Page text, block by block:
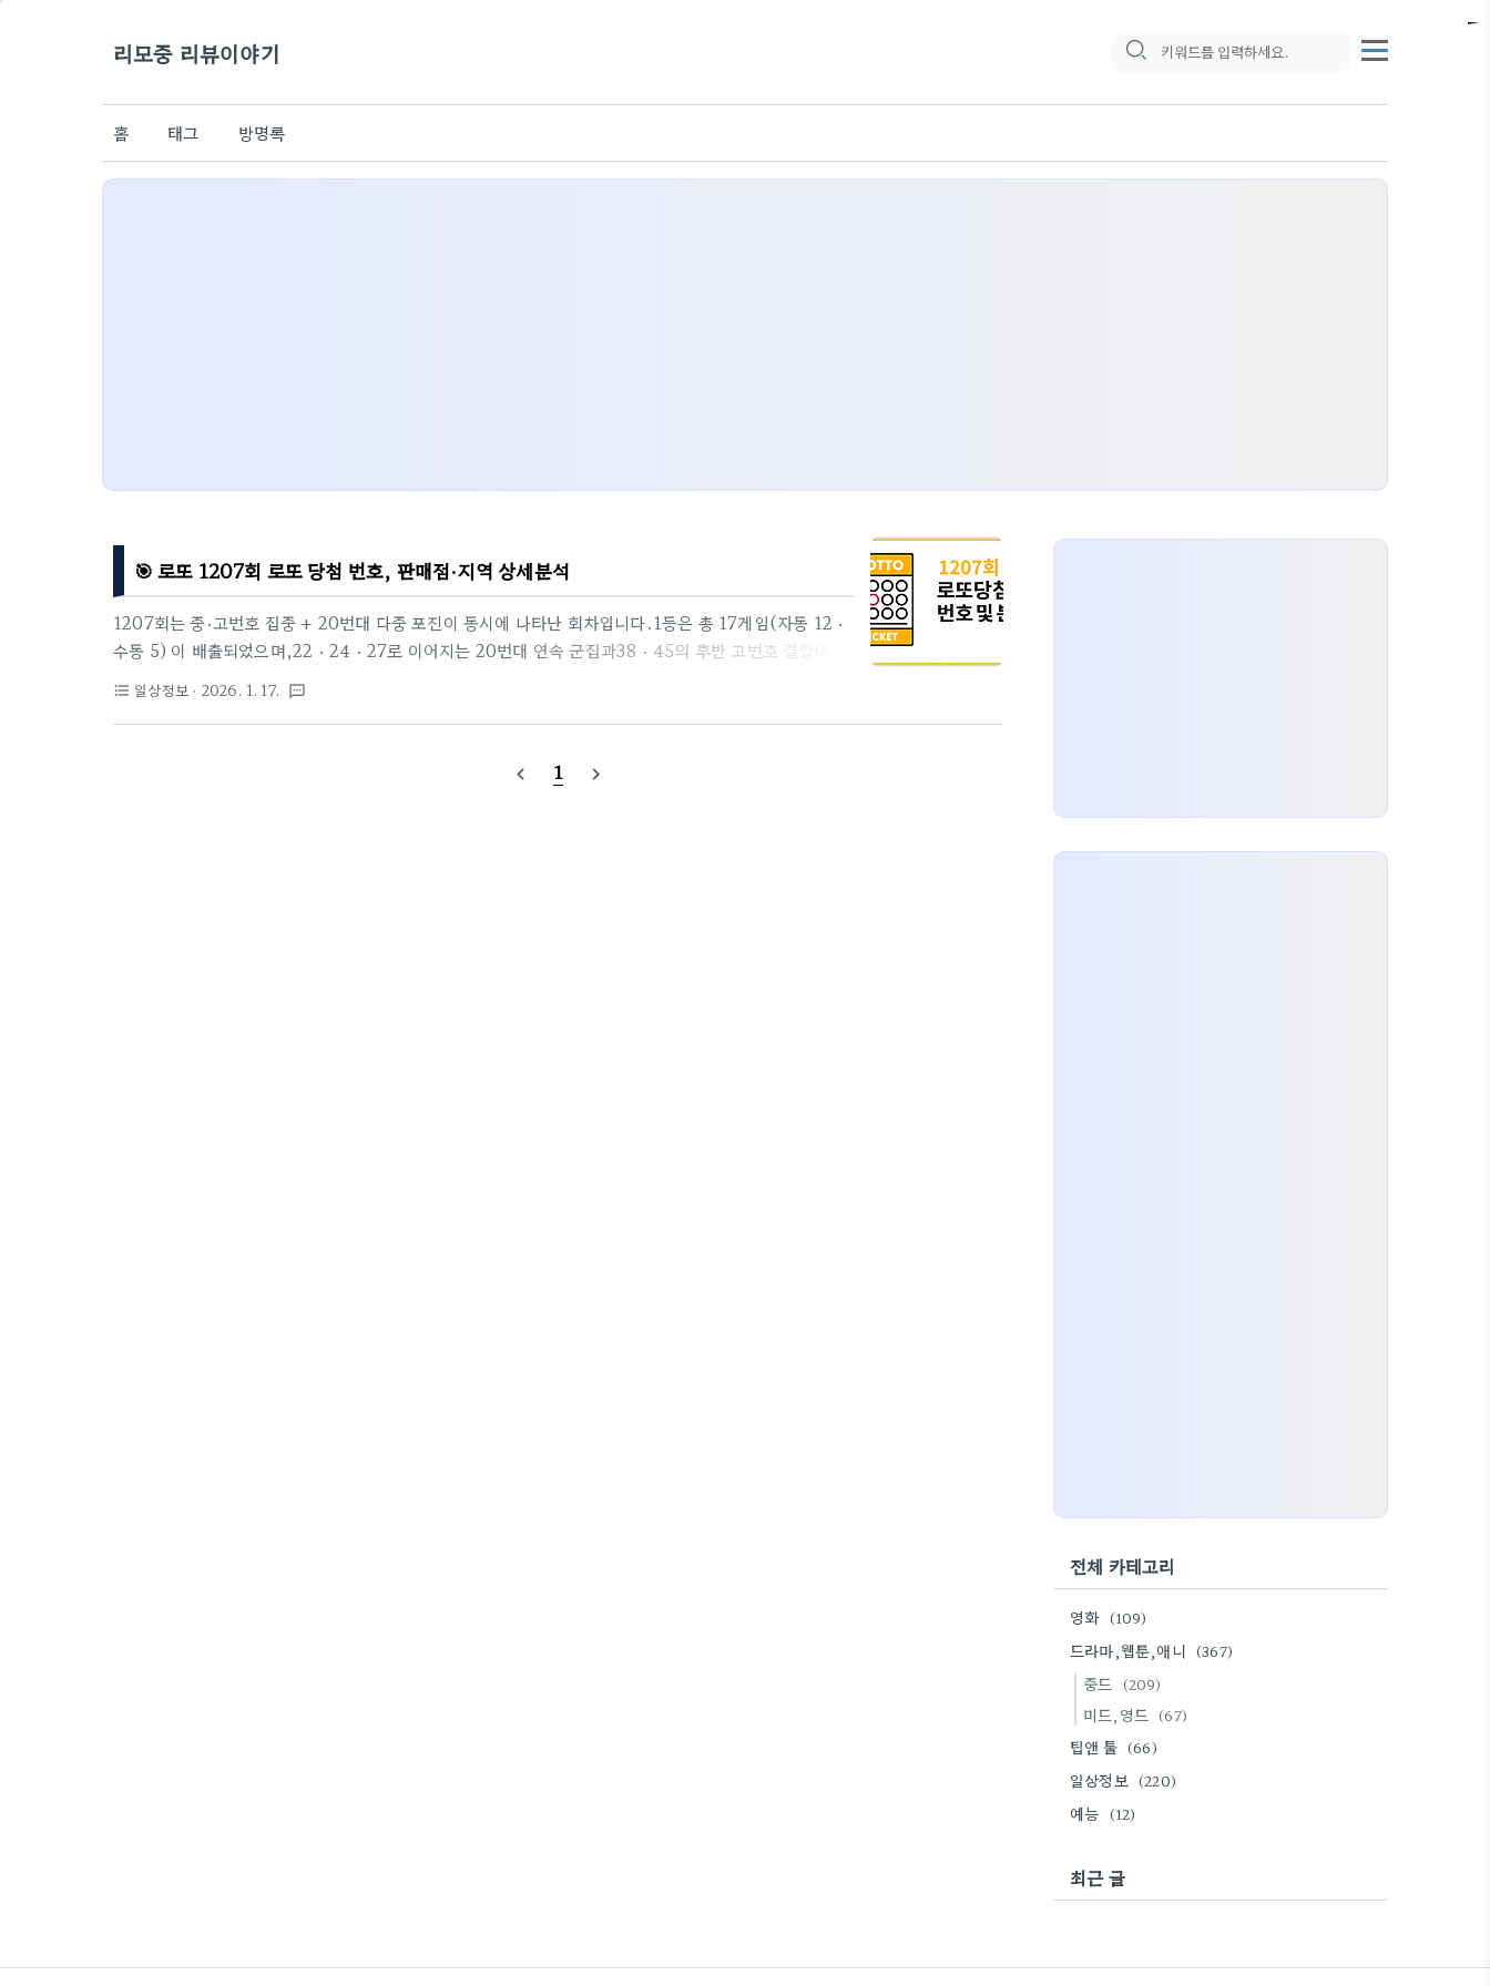
리모중 리뷰이야기
홈 태그 방명록
🎯 로또 1207회 로또 당첨 번호, 판매점·지역 상세분석
1207회는 중·고번호 집중 + 20번대 다중 포진이 동시에 나타난 회차입니다.1등은 총 17게임(자동 12 ·
수동 5) 이 배출되었으며,22 · 24 · 27로 이어지는 20번대 연속 군집과38 · 45의 후반 고번호 결합이 당
38 · 45보너스 번호 : 11→ 저번호(1 ~ 10) 1개→ 중번호(11 ~ 30) 3개→ 고번호(31 ~ 45) 2개특히 22 ·
· 당첨금 & 구매 방식→ 1등 당첨금은 17억 원대 중반→ 자동 비중이 높은 회차지만→ 수동 5게임 포..
format_list_bulleted 일상정보 · 2026. 1. 17. textsms
navigate_before 1 navigate_next
전체 카테고리
영화 (109)
드라마,웹툰,애니 (367)
중드 (209)
미드,영드 (67)
팁앤 툴 (66)
일상정보 (220)
예능 (12)
최근 글